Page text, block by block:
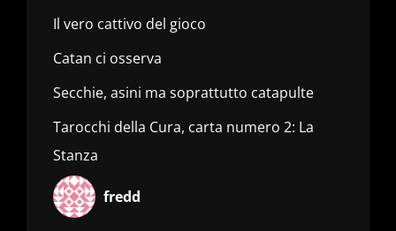
Il vero cattivo del gioco
Catan ci osserva
Secchie, asini ma soprattutto catapulte
Tarocchi della Cura, carta numero 2: La
Stanza
fredd